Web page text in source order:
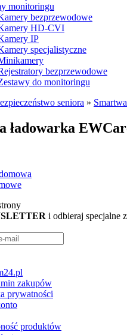
monitoringu
bezprzewodowe
HD-CVI
IP
specjalistyczne
bezprzewodowe
do monitoringu
seniora »
ładowarka
i odbieraj specjalne
zakupów
prywatności
produktów